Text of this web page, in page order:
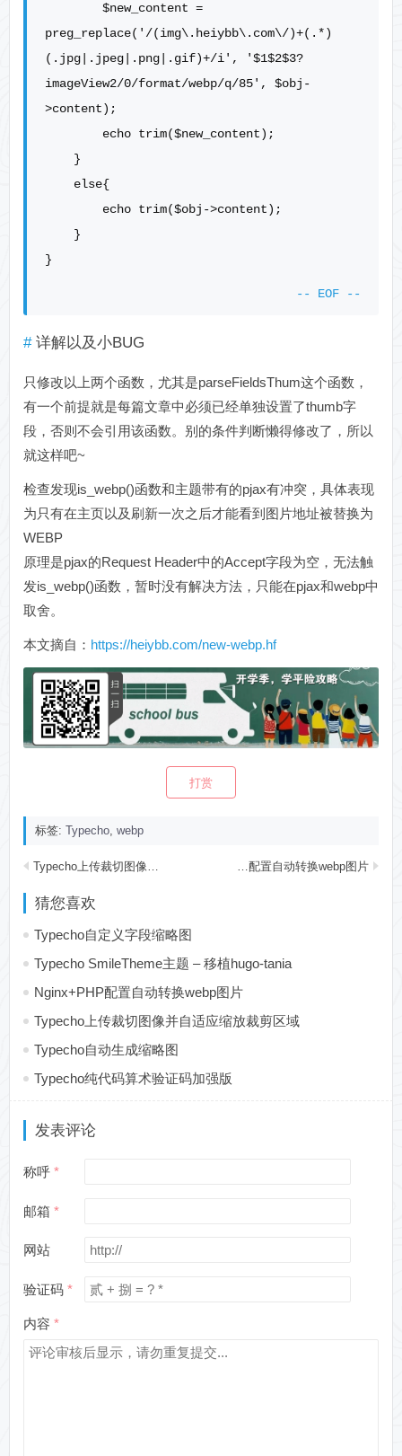
preg_replace('/(img\.heiybb\.com\/)+(.*)
(.jpg|.jpeg|.png|.gif)+/i', '$1$2$3?
imageView2/0/format/webp/q/85', $obj-
>content);
详解以及小BUG
只修改以上两个函数，尤其是parseFieldsThum这个函数，
有一个前提就是每篇文章中必须已经单独设置了thumb字
段，否则不会引用该函数。别的条件判断懒得修改了，所以
就这样吧~
检查发现is_webp()函数和主题带有的pjax有冲突，具体表现
为只有在主页以及刷新一次之后才能看到图片地址被替换为
WEBP
原理是pjax的Request Header中的Accept字段为空，无法触
发is_webp()函数，暂时没有解决方法，只能在pjax和webp中
取舍。
本文摘自： https://heiybb.com/new-webp.hf
打赏
标签:Typecho ,webp
Typecho上传裁切图像并自适应缩放裁剪区域 Nginx+PHP配置自动转换webp图片
猜您喜欢
Typecho自定义字段缩略图
Typecho SmileTheme主题 – 移植hugo-tania
Nginx+PHP配置自动转换webp图片
Typecho上传裁切图像并自适应缩放裁剪区域
Typecho自动生成缩略图
Typecho纯代码算术验证码加强版
发表评论
称呼
邮箱
网站
验证码
内容